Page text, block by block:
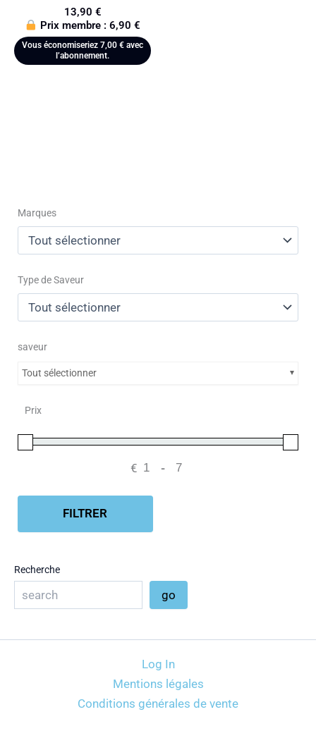
Marques
Type de Saveur
saveur
Tout sélectionner
Prix
€ Minimum Price
-Maximum Price
FILTRER
Recherche
go
13,90 €
Prix membre : 6,90 €
Vous économiseriez 7,00 € avec
l’abonnement.
Log In
Mentions légales
Conditions générales de vente